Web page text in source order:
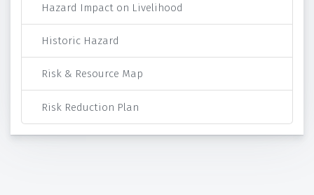
Hazard Impact on Livelihood
Historic Hazard
Risk & Resource Map
Risk Reduction Plan